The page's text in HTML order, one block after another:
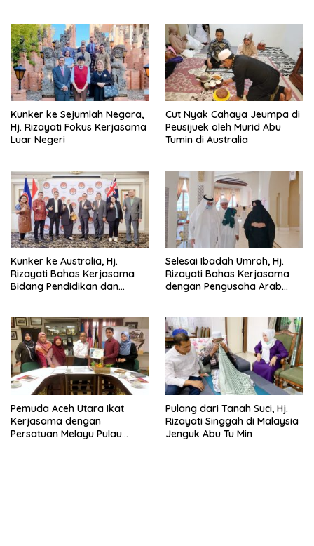
Kunker ke Sejumlah Negara,
Hj. Rizayati Fokus Kerjasama
Luar Negeri
Cut Nyak Cahaya Jeumpa di
Peusijuek oleh Murid Abu
Tumin di Australia
Kunker ke Australia, Hj.
Rizayati Bahas Kerjasama
Bidang Pendidikan dan
Selesai Ibadah Umroh, Hj.
Rizayati Bahas Kerjasama
dengan Pengusaha Arab
Pemuda Aceh Utara Ikat
Kerjasama dengan
Persatuan Melayu Pulau
Pulang dari Tanah Suci, Hj.
Rizayati Singgah di Malaysia
Jenguk Abu Tu Min